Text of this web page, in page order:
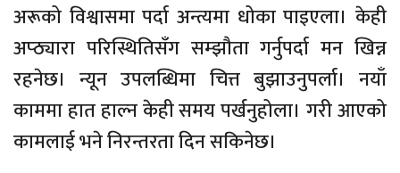
अरूको विश्वासमा पर्दा अन्त्यमा धोका पाइएला। केही
अप्ठ्यारा परिस्थितिसँग सम्झौता गर्नुपर्दा मन खिन्न
रहनेछ। न्यून उपलब्धिमा चित्त बुझाउनुपर्ला। नयाँ
काममा हात हाल्न केही समय पर्खनुहोला। गरी आएको
कामलाई भने निरन्तरता दिन सकिनेछ।